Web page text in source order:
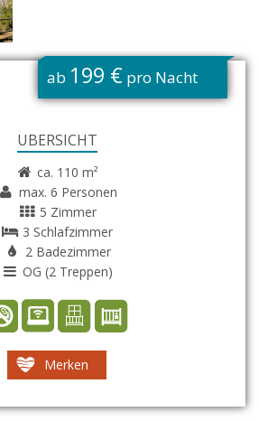
ab 199 € pro Nacht
ÜBERSICHT
ca. 110 m²
max. 6 Personen
5 Zimmer
3 Schlafzimmer
2 Badezimmer
OG (2 Treppen)
Merken